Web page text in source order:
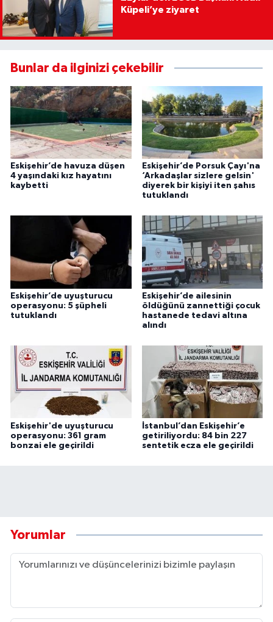
Küpeli’ye ziyaret
Bunlar da ilginizi çekebilir
Eskişehir’de havuza düşen
4 yaşındaki kız hayatını
kaybetti
Eskişehir’de Porsuk Çayı'na
‘Arkadaşlar sizlere gelsin'
diyerek bir kişiyi iten şahıs
tutuklandı
Eskişehir’de uyuşturucu
operasyonu: 5 şüpheli
tutuklandı
Eskişehir’de ailesinin
öldüğünü zannettiği çocuk
hastanede tedavi altına
alındı
Eskişehir'de uyuşturucu
operasyonu: 361 gram
bonzai ele geçirildi
İstanbul’dan Eskişehir’e
getiriliyordu: 84 bin 227
sentetik ecza ele geçirildi
Yorumlar